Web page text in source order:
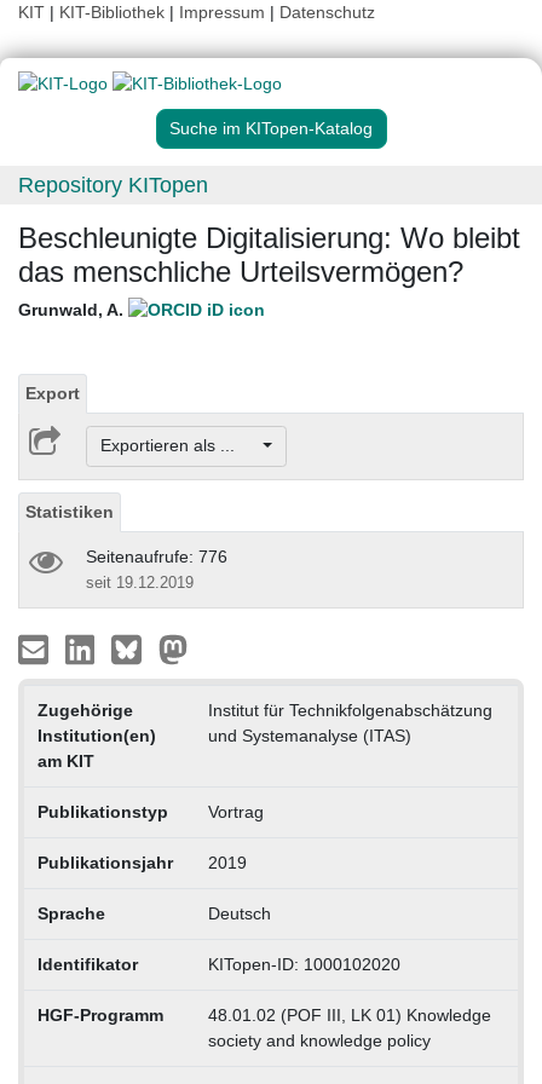
KIT | KIT-Bibliothek | Impressum | Datenschutz
Suche im KITopen-Katalog
Repository KITopen
Beschleunigte Digitalisierung: Wo bleibt
das menschliche Urteilsvermögen?
Grunwald, A.
Export
Exportieren als ...
Statistiken
Seitenaufrufe: 776
seit 19.12.2019
Zugehörige
Institution(en)
am KIT
Institut für Technikfolgenabschätzung
und Systemanalyse (ITAS)
Publikationstyp Vortrag
Publikationsjahr 2019
Sprache Deutsch
Identifikator KITopen-ID: 1000102020
HGF-Programm
48.01.02 (POF III, LK 01) Knowledge
society and knowledge policy